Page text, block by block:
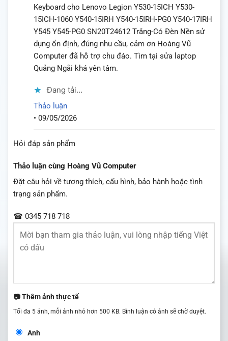
Được
xếp hạng
45 sao
Keyboard cho Lenovo Legion Y530-15ICH Y530-
15ICH-1060 Y540-15IRH Y540-15IRH-PG0 Y540-17IRH
Y545 Y545-PG0 SN20T24612 Trắng-Có Đèn Nền sử
dụng ổn định, đúng nhu cầu, cảm ơn Hoàng Vũ
Computer đã hỗ trợ chu đáo. Tìm tại sửa laptop
Quảng Ngãi khá yên tâm.
Đang tải...
Thảo luận
• 09/05/2026
Hỏi đáp sản phẩm
Thảo luận cùng Hoàng Vũ Computer
Đặt câu hỏi về tương thích, cấu hình, bảo hành hoặc tình
trạng sản phẩm.
☎ 0345 718 718
📷 Thêm ảnh thực tế
Tối đa 5 ảnh, mỗi ảnh nhỏ hơn 500 KB. Bình luận có ảnh sẽ chờ duyệt.
Anh